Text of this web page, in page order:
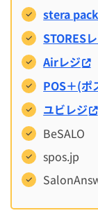
stera pack
STORES
Airレジ
POS＋(ポ
ユビレジ
BeSALO
spos.jp